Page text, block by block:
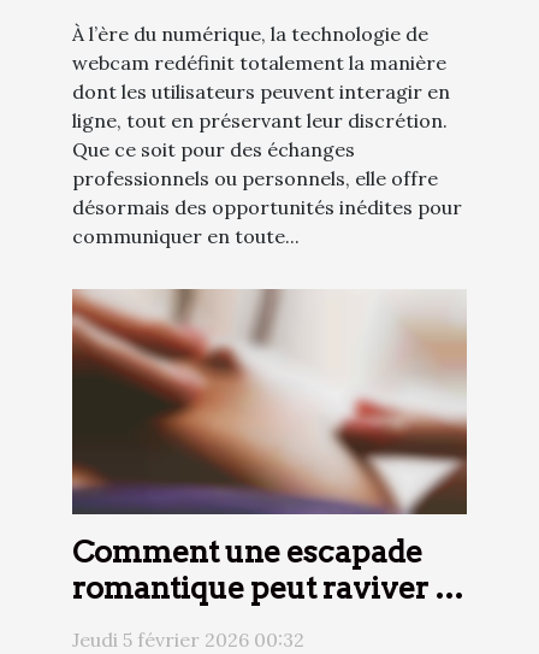
À l’ère du numérique, la technologie de
webcam redéfinit totalement la manière
dont les utilisateurs peuvent interagir en
ligne, tout en préservant leur discrétion.
Que ce soit pour des échanges
professionnels ou personnels, elle offre
désormais des opportunités inédites pour
communiquer en toute...
Comment une escapade
romantique peut raviver la
flamme ?
Jeudi 5 février 2026 00:32